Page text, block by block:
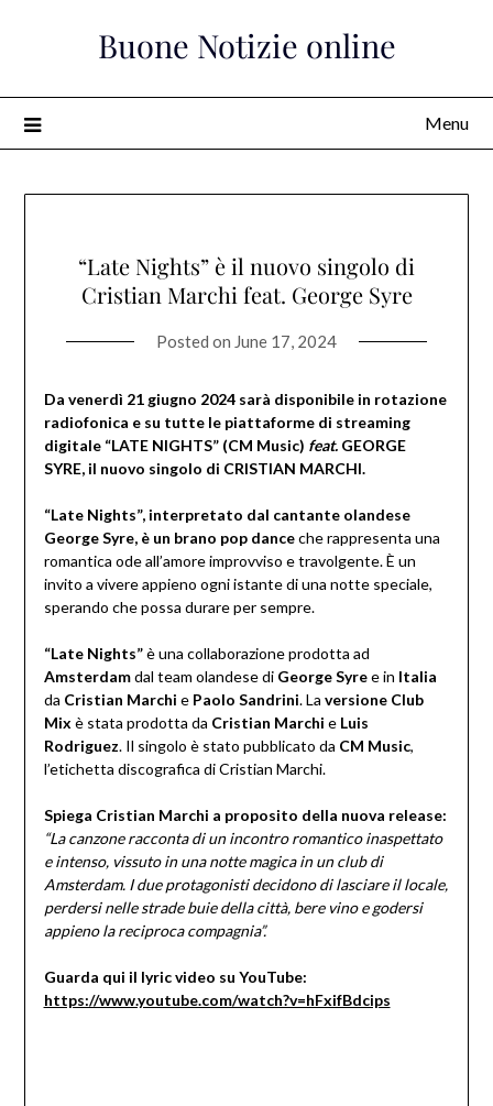
Buone Notizie online
Menu
“Late Nights” è il nuovo singolo di
Cristian Marchi feat. George Syre
Posted on June 17, 2024
Da venerdì 21 giugno 2024 sarà disponibile in rotazione
radiofonica e su tutte le piattaforme di streaming
digitale “LATE NIGHTS” (CM Music) feat. GEORGE
SYRE, il nuovo singolo di CRISTIAN MARCHI.
“Late Nights”, interpretato dal cantante olandese
George Syre, è un brano pop danceche rappresenta una
romantica ode all’amore improvviso e travolgente. È un
invito a vivere appieno ogni istante di una notte speciale,
sperando che possa durare per sempre.
“Late Nights”è una collaborazione prodotta ad
Amsterdamdal team olandese di George Syree in Italia
da Cristian Marchi e Paolo Sandrini. La versione Club
Mix è stata prodotta da Cristian Marchi e Luis
Rodriguez. Il singolo è stato pubblicato da CM Music,
l’etichetta discografica di Cristian Marchi.
Spiega Cristian Marchi a proposito della nuova release:
“La canzone racconta di un incontro romantico inaspettato
e intenso, vissuto in una notte magica in un club di
Amsterdam. I due protagonisti decidono di lasciare il locale,
perdersi nelle strade buie della città, bere vino e godersi
appieno la reciproca compagnia”.
Guarda qui il lyric video su YouTube:
https://www.youtube.com/watch?v=hFxifBdcips